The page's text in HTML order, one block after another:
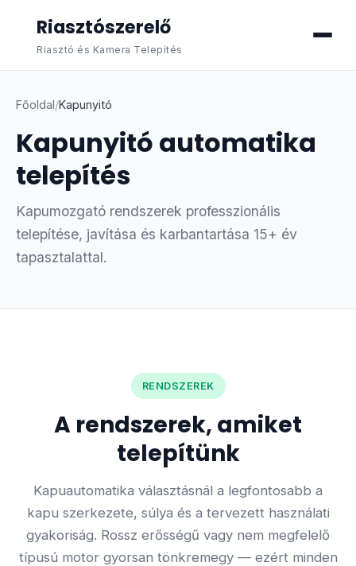
Riasztószerelő
Riasztó és Kamera Telepítés
Főoldal/Kapunyitó
Kapunyitó automatika
telepítés
Kapumozgató rendszerek professzionális
telepítése, javítása és karbantartása 15+ év
tapasztalattal.
RENDSZEREK
A rendszerek, amiket
telepítünk
Kapuautomatika választásnál a legfontosabb a
kapu szerkezete, súlya és a tervezett használati
gyakoriság. Rossz erősségű vagy nem megfelelő
típusú motor gyorsan tönkremegy — ezért minden